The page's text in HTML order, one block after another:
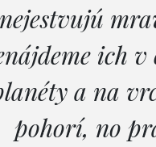
nejestvujú
ich
a na
pohorí, no